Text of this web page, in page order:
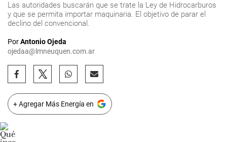
Las autoridades buscarán que se trate la Ley de Hidrocarburos
y que se permita importar maquinaria. El objetivo de parar el
declino del convencional.
PorAntonio Ojeda
ojedaa@lmneuquen.com.ar
+ Agregar Más Energía en